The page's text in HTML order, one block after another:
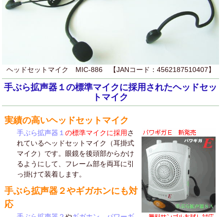
ヘッドセットマイク MIC-886 【JANコード：4562187510407】
手ぶら拡声器１の標準マイクに採用されたヘッドセッ
トマイク
実績の高いヘッドセットマイク
手ぶら拡声器１ の標準マイクに採用さ
れているヘッドセットマイク（耳掛式
マイク）です。眼鏡を後頭部からかけ
るようにして、フレーム部を両耳に引
っ掛けて装着します。
手ぶら拡声器２やギガホンにも対
応